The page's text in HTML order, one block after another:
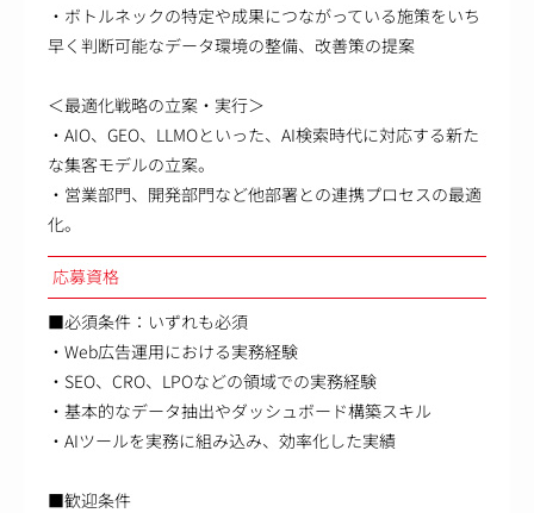
・ボトルネックの特定や成果につながっている施策をいち
早く判断可能なデータ環境の整備、改善策の提案
＜最適化戦略の立案・実行＞
・AIO、GEO、LLMOといった、AI検索時代に対応する新た
な集客モデルの立案。
・営業部門、開発部門など他部署との連携プロセスの最適
化。
応募資格
■必須条件：いずれも必須
・Web広告運用における実務経験
・SEO、CRO、LPOなどの領域での実務経験
・基本的なデータ抽出やダッシュボード構築スキル
・AIツールを実務に組み込み、効率化した実績
■歓迎条件